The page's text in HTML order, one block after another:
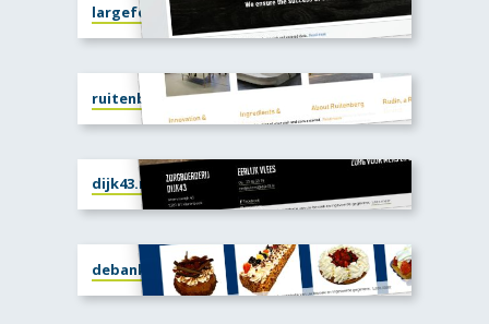
largefood.com
ruitenberg.com
dijk43.nl
debanketbakkerij.nl